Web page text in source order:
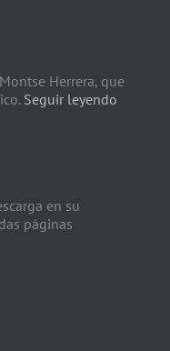
Herrera, que
Seguir leyendo
en su
páginas